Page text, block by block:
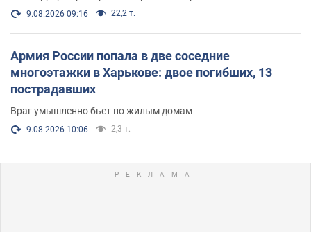
9.08.2026 09:16 22,2 т.
Армия России попала в две соседние
многоэтажки в Харькове: двое погибших, 13
пострадавших
Враг умышленно бьет по жилым домам
9.08.2026 10:06 2,3 т.